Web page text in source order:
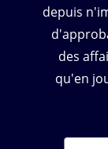
depuis
des
qu'en